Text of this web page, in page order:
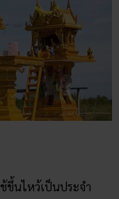
ขึ้นไหว้เป็นประจำ